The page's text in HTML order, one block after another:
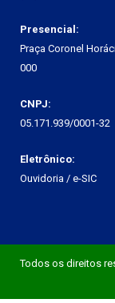
Presencial:
Praça Coronel
000
CNPJ:
05.171.939/0001-32
Eletrônico:
Ouvidoria / e-SIC
Todos os direitos